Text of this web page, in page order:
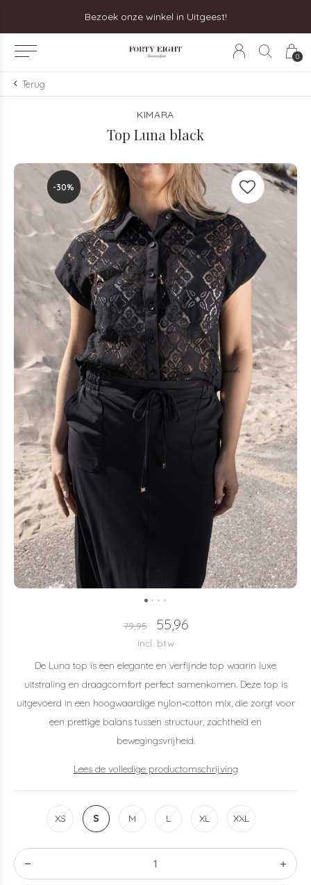
0
Bezoek onze winkel in Uitgeest!
Terug
KIMARA
Top Luna black
-30%
-30%
79,95 55,96
Incl. btw
De Luna top is een elegante en verfijnde top waarin luxe
uitstraling en draagcomfort perfect samenkomen. Deze top is
uitgevoerd in een hoogwaardige nylon‑cotton mix, die zorgt voor
een prettige balans tussen structuur, zachtheid en
bewegingsvrijheid.
Lees de volledige productomschrijving
XS S M L XL XXL